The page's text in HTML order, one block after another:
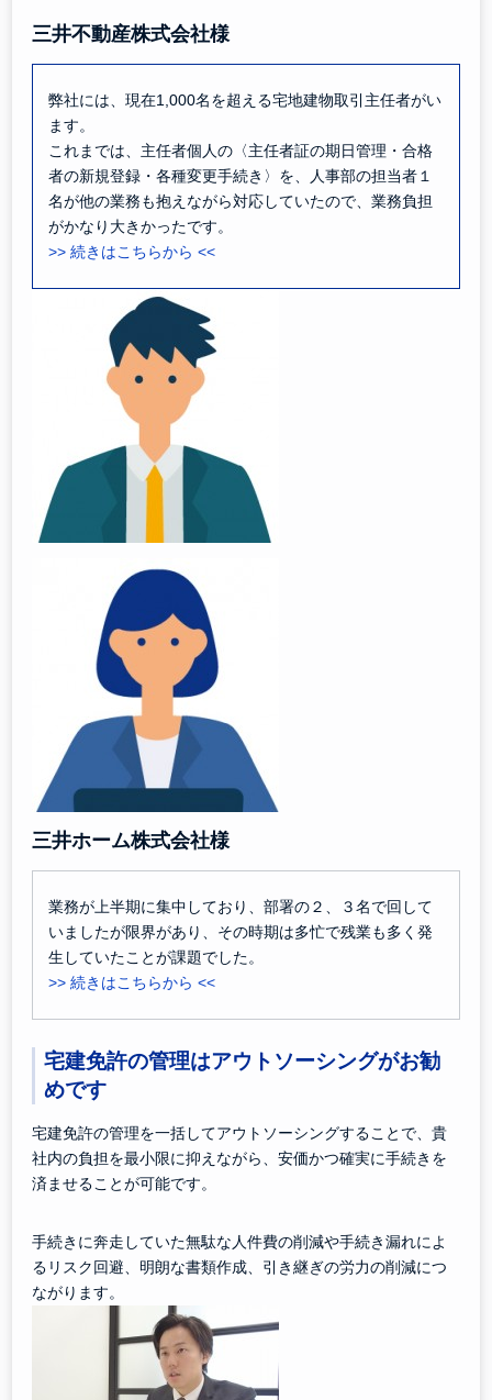
三井不動産株式会社様
弊社には、現在1,000名を超える宅地建物取引主任者がい
ます。
これまでは、主任者個人の〈主任者証の期日管理・合格
者の新規登録・各種変更手続き〉を、人事部の担当者１
名が他の業務も抱えながら対応していたので、業務負担
がかなり大きかったです。
>> 続きはこちらから <<
三井ホーム株式会社様
業務が上半期に集中しており、部署の２、３名で回して
いましたが限界があり、その時期は多忙で残業も多く発
生していたことが課題でした。
>> 続きはこちらから <<
宅建免許の管理はアウトソーシングがお勧
めです
宅建免許の管理を一括してアウトソーシングすることで、貴
社内の負担を最小限に抑えながら、安価かつ確実に手続きを
済ませることが可能です。
手続きに奔走していた無駄な人件費の削減や手続き漏れによ
るリスク回避、明朗な書類作成、引き継ぎの労力の削減につ
ながります。